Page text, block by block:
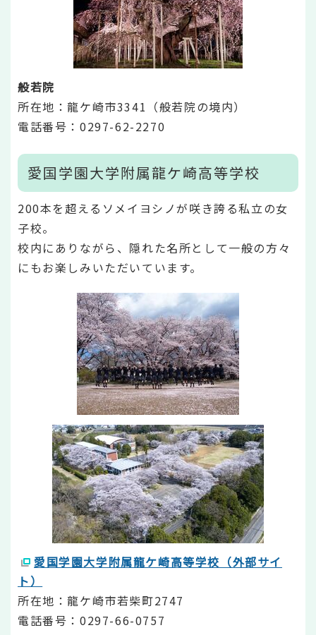
般若院
所在地：龍ケ崎市3341（般若院の境内）
電話番号：0297-62-2270
愛国学園大学附属龍ケ崎高等学校
200本を超えるソメイヨシノが咲き誇る私立の女
子校。
校内にありながら、隠れた名所として一般の方々
にもお楽しみいただいています。
愛国学園大学附属龍ケ崎高等学校（外部サイ
ト）
所在地：龍ケ崎市若柴町2747
電話番号：0297-66-0757